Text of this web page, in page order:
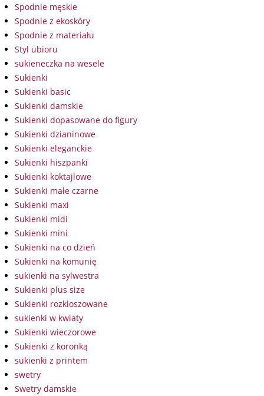
Spodnie męskie
Spodnie z ekoskóry
Spodnie z materiału
Styl ubioru
sukieneczka na wesele
Sukienki
Sukienki basic
Sukienki damskie
Sukienki dopasowane do figury
Sukienki dzianinowe
Sukienki eleganckie
Sukienki hiszpanki
Sukienki koktajlowe
Sukienki małe czarne
Sukienki maxi
Sukienki midi
Sukienki mini
Sukienki na co dzień
Sukienki na komunię
sukienki na sylwestra
Sukienki plus size
Sukienki rozkloszowane
sukienki w kwiaty
Sukienki wieczorowe
Sukienki z koronką
sukienki z printem
swetry
Swetry damskie